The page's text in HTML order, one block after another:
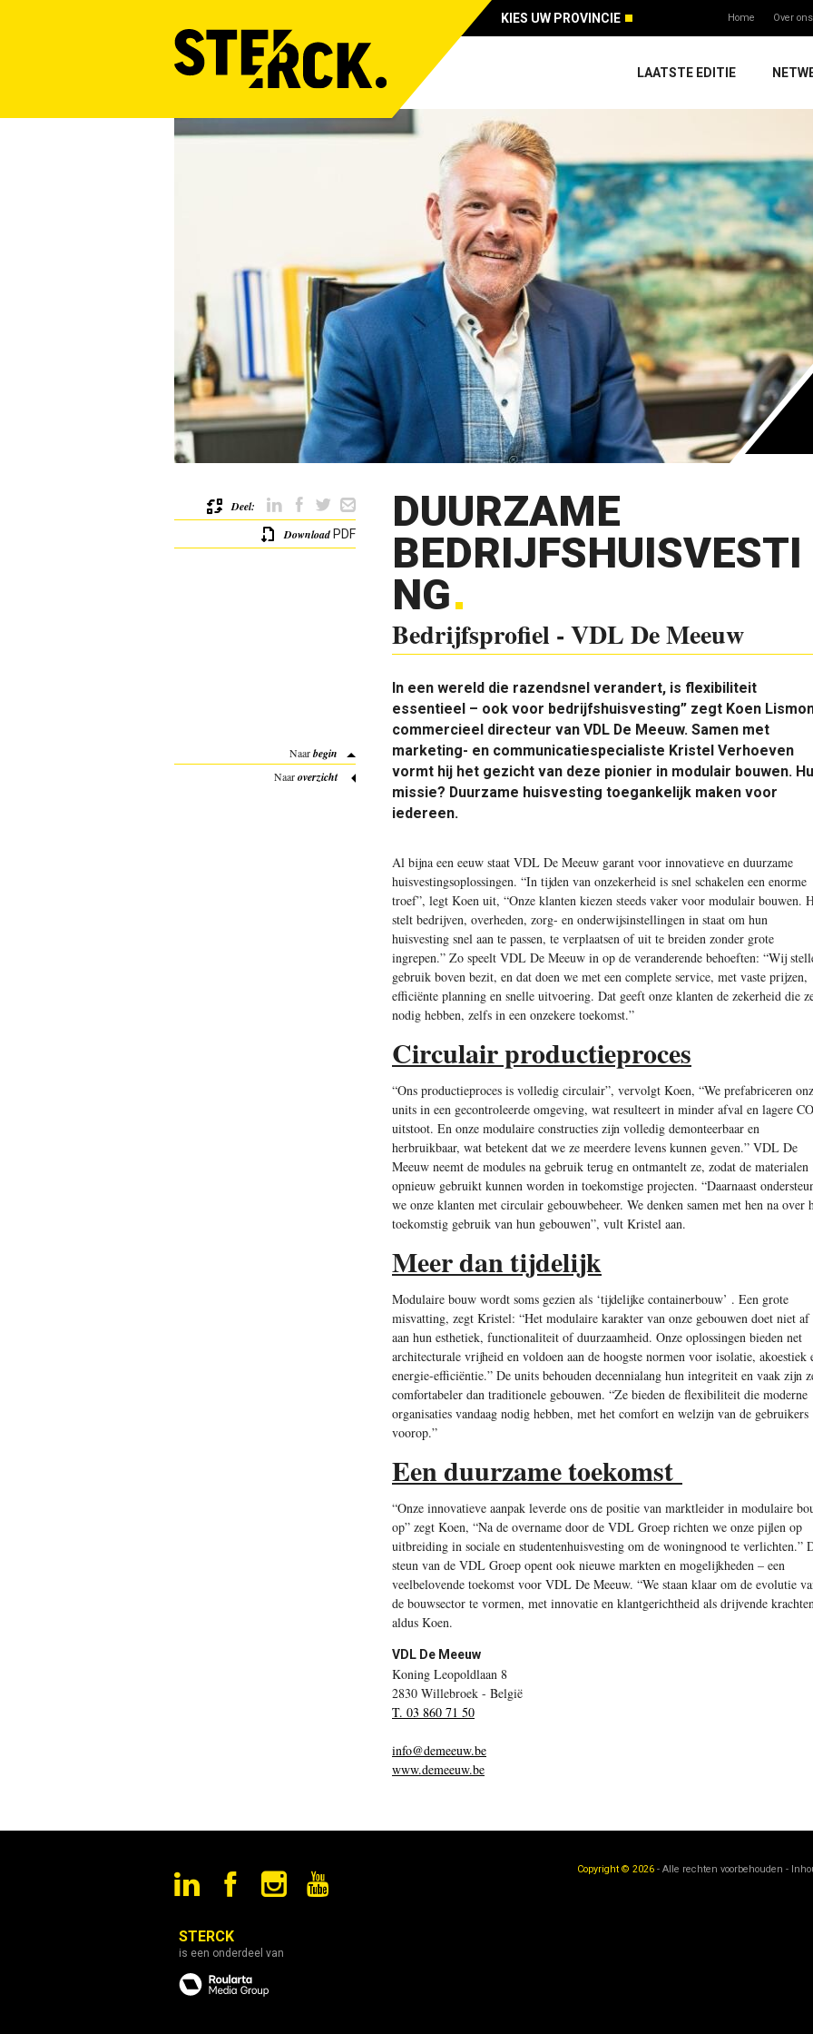
KIES UW PROVINCIE Home Over ons
LAATSTE EDITIE
DUURZAME
BEDRIJFSHUISVESTI
NG
Bedrijfsprofiel - VDL De Meeuw
In een wereld die razendsnel verandert, is flexibiliteit
essentieel – ook voor bedrijfshuisvesting” zegt Koen
commercieel directeur van VDL De Meeuw. Samen met
marketing- en communicatiespecialiste Kristel Verhoeven
vormt hij het gezicht van deze pionier in modulair bouwen.
missie? Duurzame huisvesting toegankelijk maken voor
iedereen.
Al bijna een eeuw staat VDL De Meeuw garant voor innovatieve en duurzame
huisvestingsoplossingen. “In tijden van onzekerheid is snel schakelen een enorme
troef”, legt Koen uit, “Onze klanten kiezen steeds vaker voor modulair bouwen.
stelt bedrijven, overheden, zorg- en onderwijsinstellingen in staat om hun
huisvesting snel aan te passen, te verplaatsen of uit te breiden zonder grote
ingrepen.” Zo speelt VDL De Meeuw in op de veranderende behoeften: “Wij
gebruik boven bezit, en dat doen we met een complete service, met vaste prijzen,
efficiënte planning en snelle uitvoering. Dat geeft onze klanten de zekerheid die
nodig hebben, zelfs in een onzekere toekomst.”
Circulair productieproces
“Ons productieproces is volledig circulair”, vervolgt Koen, “We prefabriceren
units in een gecontroleerde omgeving, wat resulteert in minder afval en lagere
uitstoot. En onze modulaire constructies zijn volledig demonteerbaar en
herbruikbaar, wat betekent dat we ze meerdere levens kunnen geven.” VDL De
Meeuw neemt de modules na gebruik terug en ontmantelt ze, zodat de materialen
opnieuw gebruikt kunnen worden in toekomstige projecten. “Daarnaast
we onze klanten met circulair gebouwbeheer. We denken samen met hen na over
toekomstig gebruik van hun gebouwen”, vult Kristel aan.
Meer dan tijdelijk
Modulaire bouw wordt soms gezien als ‘tijdelijke containerbouw’ . Een grote
misvatting, zegt Kristel: “Het modulaire karakter van onze gebouwen doet niet af
aan hun esthetiek, functionaliteit of duurzaamheid. Onze oplossingen bieden net
architecturale vrijheid en voldoen aan de hoogste normen voor isolatie, akoestiek
energie-efficiëntie.” De units behouden decennialang hun integriteit en vaak zijn
comfortabeler dan traditionele gebouwen. “Ze bieden de flexibiliteit die moderne
organisaties vandaag nodig hebben, met het comfort en welzijn van de gebruikers
voorop.”
Een duurzame toekomst
“Onze innovatieve aanpak leverde ons de positie van marktleider in modulaire
op” zegt Koen, “Na de overname door de VDL Groep richten we onze pijlen op
uitbreiding in sociale en studentenhuisvesting om de woningnood te verlichten.”
steun van de VDL Groep opent ook nieuwe markten en mogelijkheden – een
veelbelovende toekomst voor VDL De Meeuw. “We staan klaar om de evolutie
de bouwsector te vormen, met innovatie en klantgerichtheid als drijvende
aldus Koen.
VDL De Meeuw
Koning Leopoldlaan 8
2830 Willebroek - België
T. 03 860 71 50
info@demeeuw.be
www.demeeuw.be
Deel:
DownloadPDF
Naarbegin
Naaroverzicht
Copyright © 2026- Alle rechten voorbehouden -
STERCK
is een onderdeel van